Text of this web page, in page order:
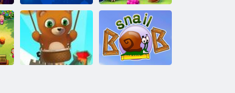
Bubbles sans fin
Match forestier
2